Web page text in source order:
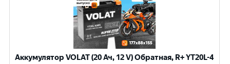
Аккумулятор VOLAT (20 Ач, 12 V) Обратная, R+ YT20L-4